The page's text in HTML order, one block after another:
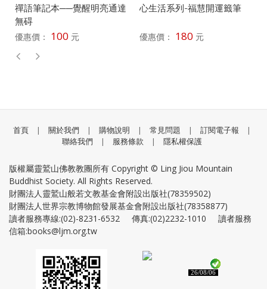
禪語筆記本──覺醒明亮通達
無碍
優惠價： 100 元
心生活系列-福慧開運籤筆
優惠價： 180 元
首頁 | 關於我們 | 購物說明 | 常見問題 | 訂閱電子報
|
聯絡我們
| 服務條款 | 隱私權保護
版權屬靈鷲山佛教教團所有 Copyright © Ling Jiou Mountain
Buddhist Society. All Rights Reserved.
財團法人靈鷲山般若文教基金會附設出版社(78359502)
財團法人世界宗教博物館發展基金會附設出版社(78358877)
讀者服務專線:(02)-8231-6532 傳真:(02)2232-1010 讀者服務
信箱:books@ljm.org.tw
26/08/06